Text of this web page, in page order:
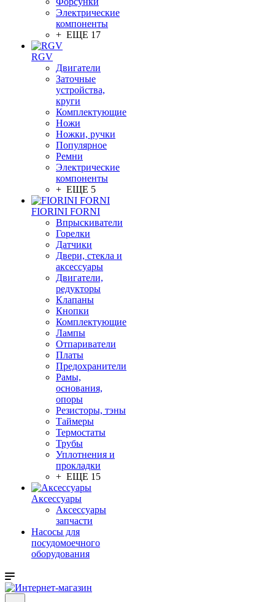
Электрические
компоненты
+ ЕЩЕ 17
RGV
Двигатели
Заточные
устройства,
круги
Комплектующие
Ножи
Ножки, ручки
Популярное
Ремни
Электрические
компоненты
+ ЕЩЕ 5
FIORINI FORNI
Впрыскиватели
Горелки
Датчики
Двери, стекла и
аксессуары
Двигатели,
редукторы
Клапаны
Кнопки
Комплектующие
Лампы
Отпариватели
Платы
Предохранители
Рамы,
основания,
опоры
Резисторы, тэны
Таймеры
Термостаты
Трубы
Уплотнения и
прокладки
+ ЕЩЕ 15
Аксессуары
Аксессуары
запчасти
Насосы для
посудомоечного
оборудования